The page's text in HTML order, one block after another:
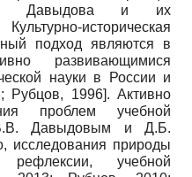
Давыдова и их
историческая
подход являются в
развивающимися
науки в России и
; Рубцов, 1996]. Активно
проблем учебной
В.В. Давыдовым и Д.Б.
исследования природы
учебной